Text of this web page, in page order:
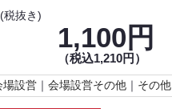
税抜き)
1,100円
（税込1,210円）
場設営 ｜ 会場設営その他 ｜ その他